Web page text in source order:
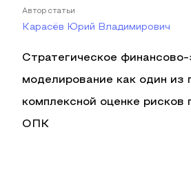
Автор статьи
Карасёв Юрий Владимирович
Стратегическое
моделирование как один из
комплексной оценке рисков
ОПК